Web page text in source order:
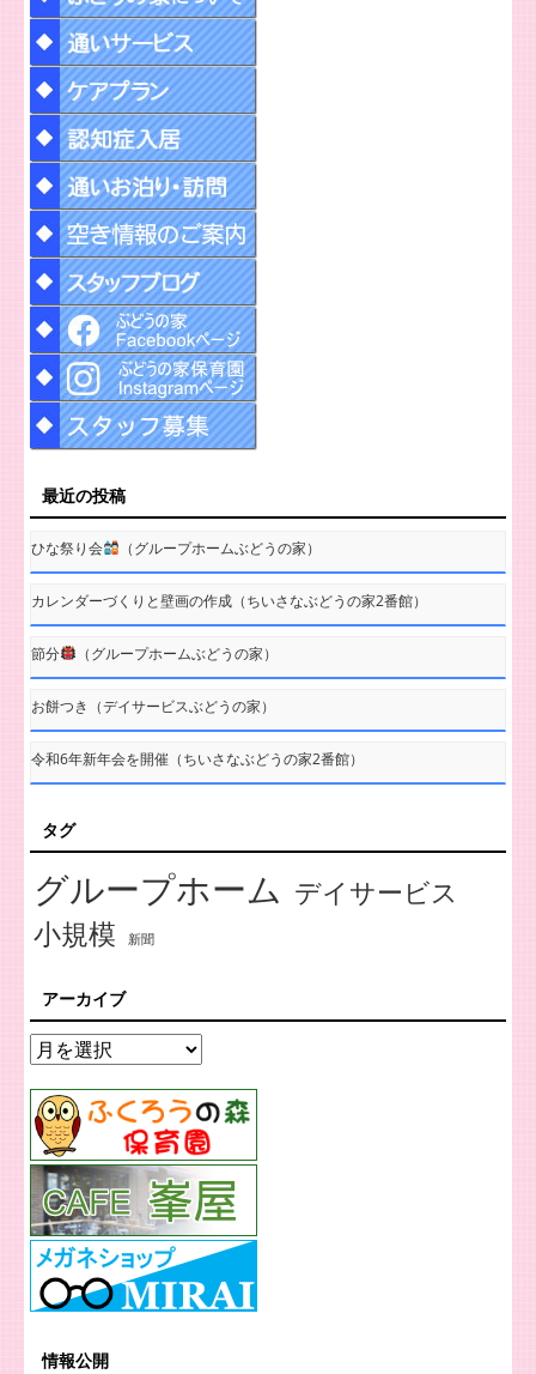
最近の投稿
ひな祭り会 （グループホームぶどうの家）
カレンダーづくりと壁画の作成（ちいさなぶどうの家2番館）
節分 （グループホームぶどうの家）
お餅つき（デイサービスぶどうの家）
令和6年新年会を開催（ちいさなぶどうの家2番館）
タグ
グループホーム デイサービス
小規模 新聞
アーカイブ
情報公開